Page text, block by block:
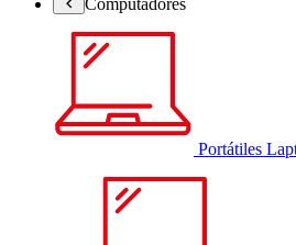
Portátiles